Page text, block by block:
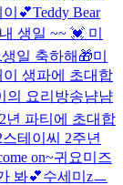
💕Teddy Bear
내 생일 ~~ 💓 미
생일 축하해🎁미
이 생파에 초대합
의 요리방송냠냠
년 파티에 초대합
스테이씨 2주년
on~귀요미즈
봐💕수세미zㅡ